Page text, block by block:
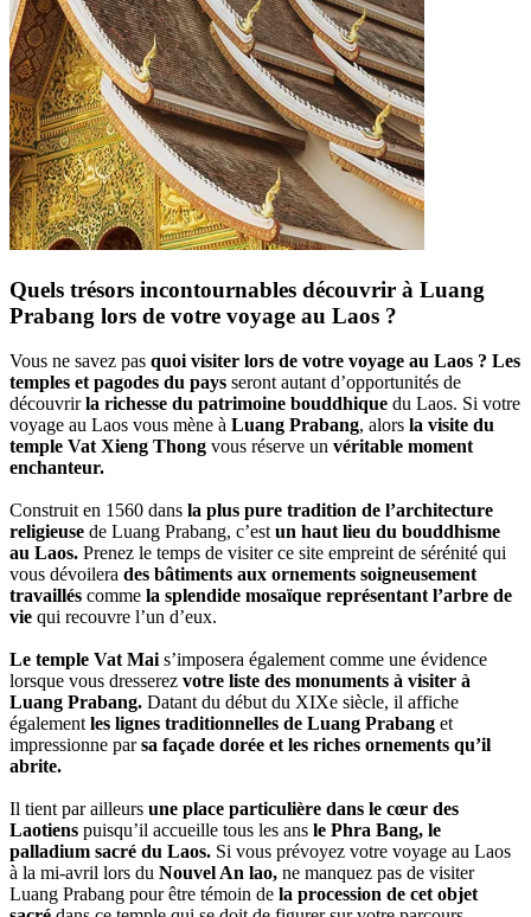
Quels trésors incontournables découvrir à Luang
Prabang lors de votre voyage au Laos ?
Vous ne savez pas quoi visiter lors de votre voyage au Laos ? Les
temples et pagodes du pays seront autant d’opportunités de
découvrirla richesse du patrimoine bouddhique du Laos. Si votre
voyage au Laos vous mène à Luang Prabang, alors la visite du
temple Vat Xieng Thong vous réserve un véritable moment
enchanteur.
Construit en 1560 dans la plus pure tradition de l’architecture
religieuse de Luang Prabang, c’est un haut lieu du bouddhisme
au Laos. Prenez le temps de visiter ce site empreint de sérénité qui
vous dévoilera des bâtiments aux ornements soigneusement
travaillés comme la splendide mosaïque représentant l’arbre de
vie qui recouvre l’un d’eux.
Le temple Vat Mai s’imposera également comme une évidence
lorsque vous dresserez votre liste des monuments à visiter à
Luang Prabang. Datant du début du XIXe siècle, il affiche
également les lignes traditionnelles de Luang Prabang et
impressionne parsa façade dorée et les riches ornements qu’il
abrite.
Il tient par ailleurs une place particulière dans le cœur des
Laotiens puisqu’il accueille tous les ans le Phra Bang, le
palladium sacré du Laos. Si vous prévoyez votre voyage au Laos
à la mi-avril lors du Nouvel An lao, ne manquez pas de visiter
Luang Prabang pour être témoin de la procession de cet objet